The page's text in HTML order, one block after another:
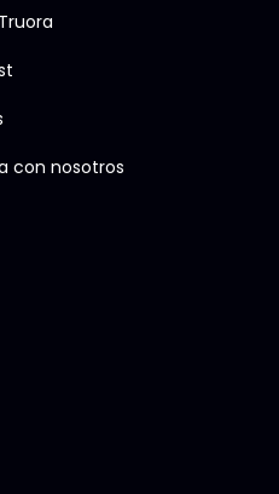
con nosotros